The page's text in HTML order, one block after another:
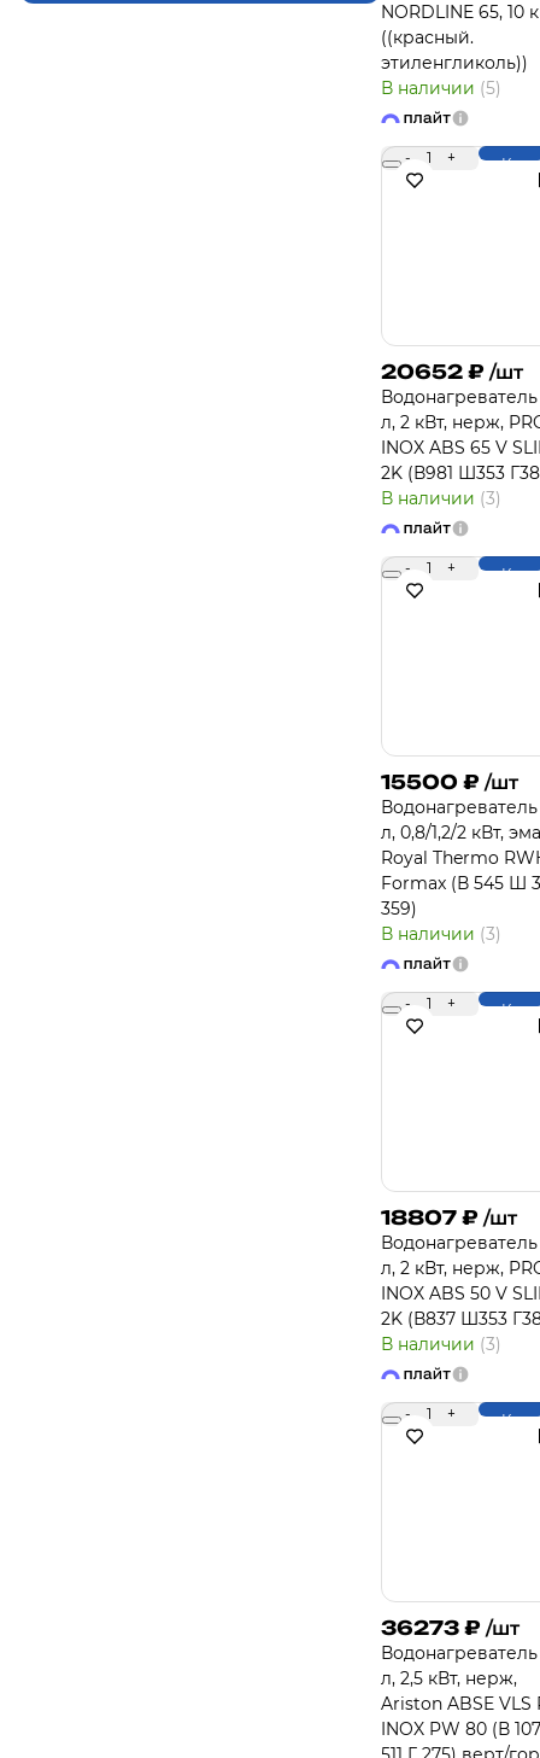
NORDLINE 65, 10
((красный.
этиленгликоль))
В наличии (5)
- 1 +
20652 ₽ /шт
л, 2 кВт, нерж,
INOX ABS 65 V
2K (В981 Ш353
В наличии (3)
- 1 +
15500 ₽ /шт
л, 0,8/1,2/2 кВт,
Royal Thermo
Formax (В 545 Ш
359)
В наличии (3)
- 1 +
18807 ₽ /шт
л, 2 кВт, нерж,
INOX ABS 50 V
2K (В837 Ш353
В наличии (3)
- 1 +
36273 ₽ /шт
л, 2,5 кВт, нерж,
Ariston ABSE VLS
INOX PW 80 (В